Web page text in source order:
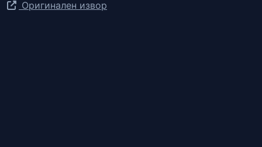
Оригинален извор